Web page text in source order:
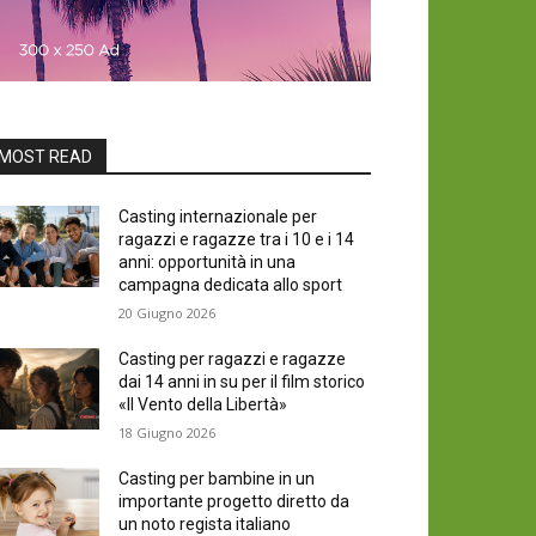
READ
Casting internazionale per
ragazzi e ragazze tra i 10 e i 14
anni: opportunità in una
campagna dedicata allo sport
20 Giugno 2026
Casting per ragazzi e ragazze
dai 14 anni in su per il film storico
«Il Vento della Libertà»
18 Giugno 2026
Casting per bambine in un
importante progetto diretto da
un noto regista italiano